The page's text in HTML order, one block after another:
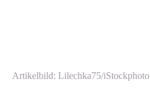
Artikelbild: Lilechka75/iStockphoto